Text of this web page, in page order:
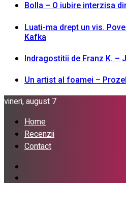
Bolla – O iubire interzisa
Luati-ma drept un vis.
Kafka
Indragostitii de Franz K. –
Un artist al foamei –
vineri, august 7
Home
Recenzii
Contact